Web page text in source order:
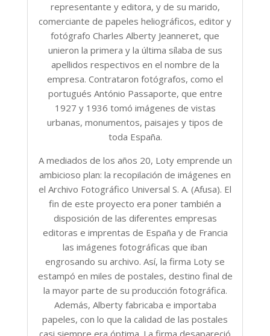
representante y editora, y de su marido,
comerciante de papeles heliográficos, editor y
fotógrafo Charles Alberty Jeanneret, que
unieron la primera y la última sílaba de sus
apellidos respectivos en el nombre de la
empresa. Contrataron fotógrafos, como el
portugués António Passaporte, que entre
1927 y 1936 tomó imágenes de vistas
urbanas, monumentos, paisajes y tipos de
toda España.
A mediados de los años 20, Loty emprende un
ambicioso plan: la recopilación de imágenes en
el Archivo Fotográfico Universal S. A. (Afusa). El
fin de este proyecto era poner también a
disposición de las diferentes empresas
editoras e imprentas de España y de Francia
las imágenes fotográficas que iban
engrosando su archivo. Así, la firma Loty se
estampó en miles de postales, destino final de
la mayor parte de su producción fotográfica.
Además, Alberty fabricaba e importaba
papeles, con lo que la calidad de las postales